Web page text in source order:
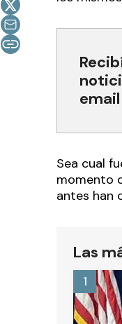
email
Sea cual
momento
antes han
Las
1